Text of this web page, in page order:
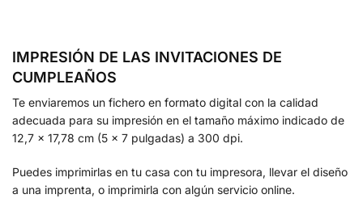
IMPRESIÓN DE LAS INVITACIONES DE
CUMPLEAÑOS
Te enviaremos un fichero en formato digital con la calidad
adecuada para su impresión en el tamaño máximo indicado de
12,7 x 17,78 cm (5 x 7 pulgadas) a 300 dpi.
Puedes imprimirlas en tu casa con tu impresora, llevar el diseño
a una imprenta, o imprimirla con algún servicio online.